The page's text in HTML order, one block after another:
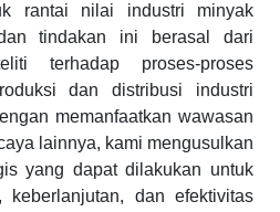
rantai nilai industri minyak
tindakan ini berasal dari
terhadap proses-proses
dan distribusi industri
memanfaatkan wawasan
lainnya, kami mengusulkan
yang dapat dilakukan untuk
keberlanjutan, dan efektivitas